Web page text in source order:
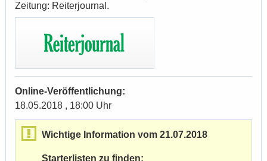
Zeitung: Reiterjournal.
Online-Veröffentlichung:
18.05.2018 , 18:00 Uhr
Wichtige Information vom 21.07.2018
Starterlisten zu finden: